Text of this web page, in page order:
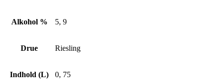
Alkohol % 5, 9
Drue Riesling
Indhold (L) 0, 75